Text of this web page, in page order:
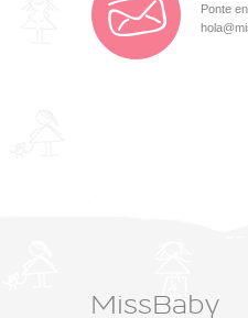
Ponte
MissBaby